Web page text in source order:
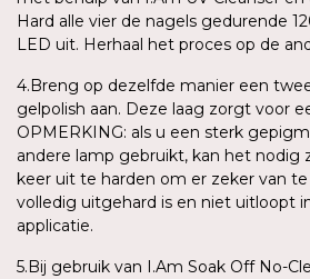
Hard alle vier de nagels gedurende
LED uit. Herhaal het proces op de
4.Breng op dezelfde manier een
gelpolish aan. Deze laag zorgt voor
OPMERKING: als u een sterk
andere lamp gebruikt, kan het nodig
keer uit te harden om er zeker van
volledig uitgehard is en niet uitloopt
applicatie.
5.Bij gebruik van I.Am Soak Off No-